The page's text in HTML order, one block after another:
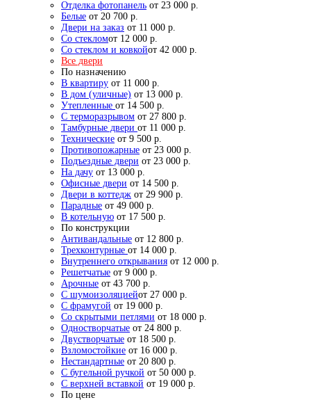
Отделка фотопанель от 23 000 р.
Белые от 20 700 р.
Двери на заказ от 11 000 р.
Со стекломот 12 000 р.
Со стеклом и ковкойот 42 000 р.
Все двери
По назначению
В квартиру от 11 000 р.
В дом (уличные) от 13 000 р.
Утепленные от 14 500 р.
С терморазрывом от 27 800 р.
Тамбурные двери от 11 000 р.
Технические от 9 500 р.
Противопожарные от 23 000 р.
Подъездные двери от 23 000 р.
На дачу от 13 000 р.
Офисные двери от 14 500 р.
Двери в коттедж от 29 900 р.
Парадные от 49 000 р.
В котельную от 17 500 р.
По конструкции
Антивандальные от 12 800 р.
Трехконтурные от 14 000 р.
Внутреннего открывания от 12 000 р.
Решетчатые от 9 000 р.
Арочные от 43 700 р.
С шумоизоляциейот 27 000 р.
С фрамугой от 19 000 р.
Со скрытыми петлями от 18 000 р.
Одностворчатые от 24 800 р.
Двустворчатые от 18 500 р.
Взломостойкие от 16 000 р.
Нестандартные от 20 800 р.
С бугельной ручкой от 50 000 р.
С верхней вставкой от 19 000 р.
По цене